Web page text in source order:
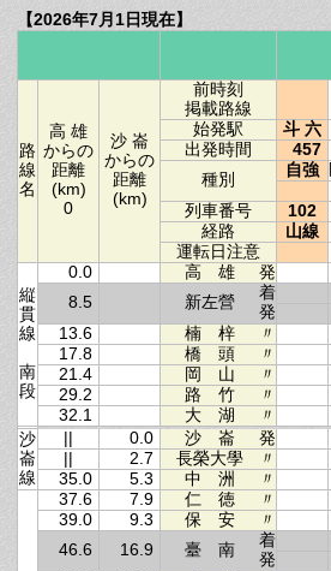
【2026年7月1日現在】
路
線
名
高 雄
からの
距離
(km)
0
沙 崙
からの
距離
(km)
前時刻
掲載路線
始発駅
斗 六
出発時間
457
種別
自強
列車番号
102
経路
山線
運転日注意
縦
貫
線
南
段
0.0 高 雄
発
8.5
新左營
着
発
13.6
楠 梓
〃
17.8
橋 頭
〃
21.4
岡 山
〃
29.2
路 竹
〃
32.1
大 湖
〃
沙
崙
線
0.0 沙 崙
発
2.7 長榮大學
〃
35.0
5.3 中 洲 〃
37.6 7.9 仁 徳
〃
39.0
9.3 保 安
〃
46.6
16.9 臺 南
着
発